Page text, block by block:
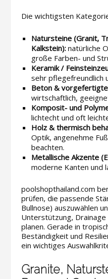
Die wichtigsten
Natursteine (Granit,
Kalkstein):natürliche
große Farben- und
Keramik /
sehr pflegefreundlich
Beton & vorgefertigte
wirtschaftlich,
Komposit- und
lichtecht und oft
Holz & thermisch
Optik, angenehme
beachten.
Metallische Akzente
moderne Kanten und
poolshopthailand.com
prüfen, die passende
Bullnose) auszuwählen
Unterstützung, Drainage
planen. Gerade in
Beständigkeit und
ein wichtiges
Granite,